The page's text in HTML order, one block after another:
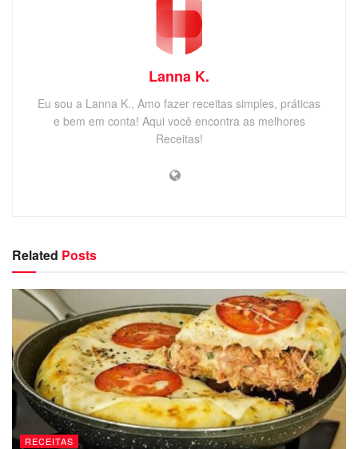
Lanna K.
Eu sou a Lanna K., Amo fazer receitas simples, práticas
e bem em conta! Aqui você encontra as melhores
Receitas!
Related Posts
RECEITAS